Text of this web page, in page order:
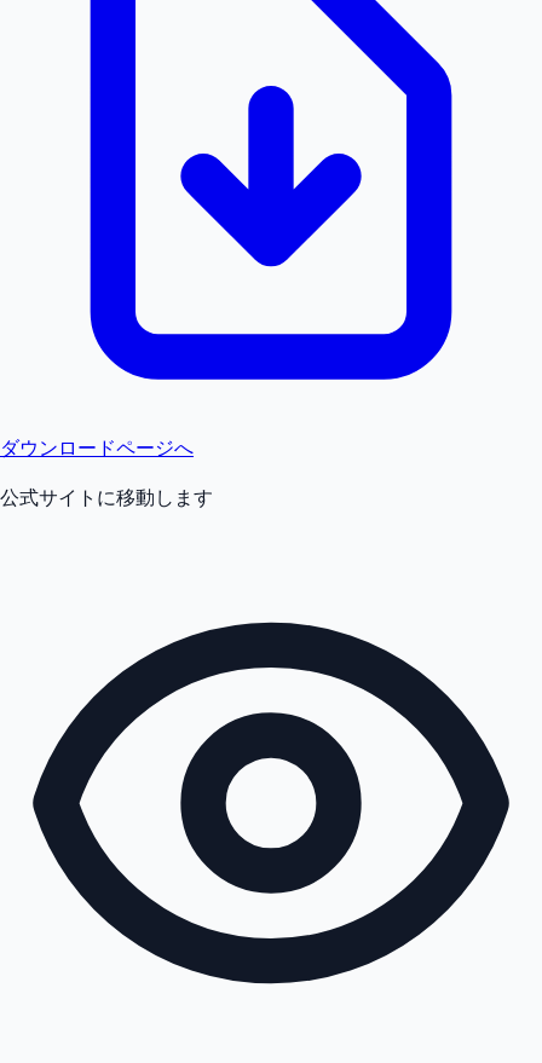
ダウンロードページへ
公式サイトに移動します